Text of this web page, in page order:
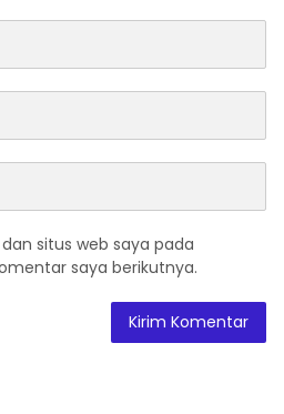
situs web saya pada
saya berikutnya.